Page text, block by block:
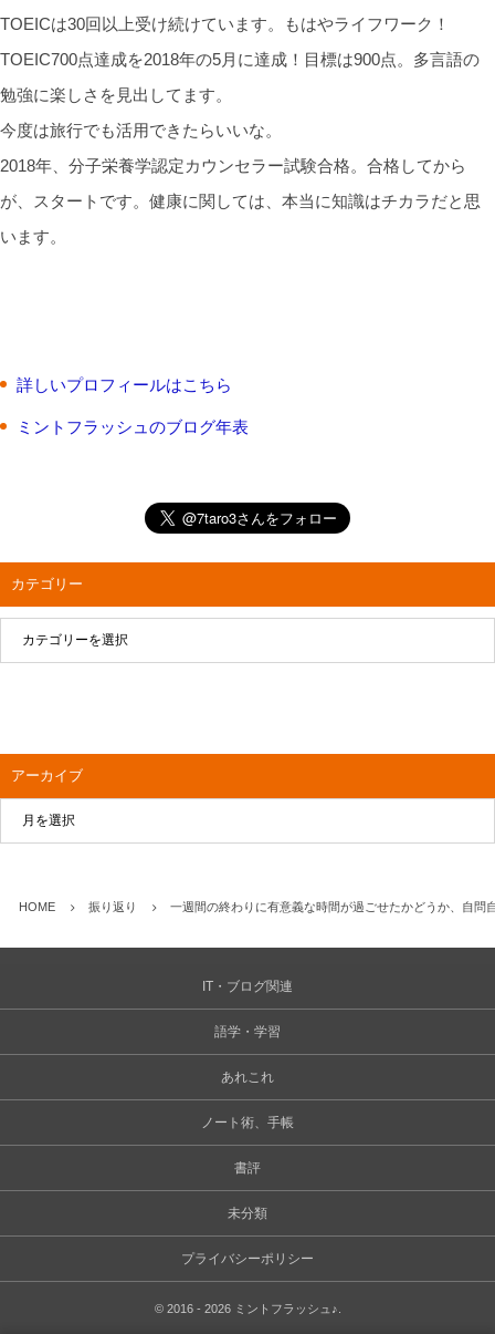
TOEICは30回以上受け続けています。もはやライフワーク！
TOEIC700点達成を2018年の5月に達成！目標は900点。多言語の
勉強に楽しさを見出してます。
今度は旅行でも活用できたらいいな。
2018年、分子栄養学認定カウンセラー試験合格。合格してから
が、スタートです。健康に関しては、本当に知識はチカラだと思
います。
詳しいプロフィールはこちら
ミントフラッシュのブログ年表
カテゴリー
アーカイブ
HOME 振り返り 一週間の終わりに有意義な時間が過ごせたかどうか、自問
IT・ブログ関連
語学・学習
あれこれ
ノート術、手帳
書評
未分類
プライバシーポリシー
© 2016 - 2026 ミントフラッシュ♪